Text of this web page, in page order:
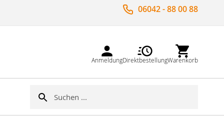
06042 - 88 00 88
AnmeldungDirektbestellungWarenkorb
Suche